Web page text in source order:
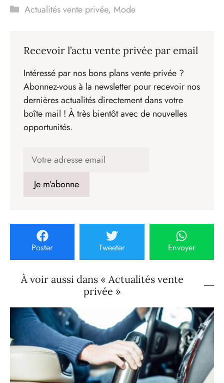
Catégories
Actualités vente privée, Mode
Recevoir l’actu vente privée par email
Intéressé par nos bons plans vente privée ?
Abonnez-vous à la newsletter pour recevoir nos
dernières actualités directement dans votre
boîte mail ! À très bientôt avec de nouvelles
opportunités.
Poster Tweeter Envoyer
À voir aussi dans « Actualités vente
privée »